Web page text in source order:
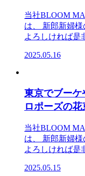
当社BLOOM
は、 新郎新婦様
よろしければ
2025.05.16
東京でブー
ロポーズの花
当社BLOOM
は、 新郎新婦様
よろしければ
2025.05.15